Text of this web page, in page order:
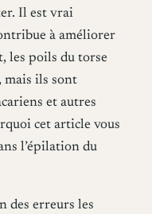
Il est vrai
à améliorer
les poils du torse
mais ils sont
et autres
cet article vous
l’épilation du
des erreurs les